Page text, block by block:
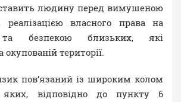
людину перед вимушеною
власного права на
та безпекою близьких, які
території.
пов’язаний із широким колом
яких, відповідно до пункту 6